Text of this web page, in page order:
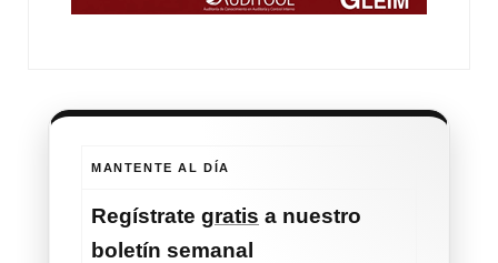
MANTENTE AL DÍA
Regístrate gratis a nuestro
boletín semanal